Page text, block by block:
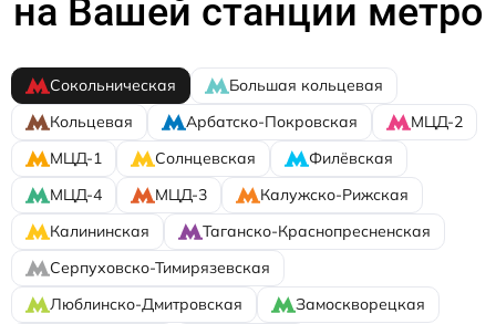
на Вашей станции метро
Сокольническая
Большая кольцевая
Кольцевая
Арбатско-Покровская
МЦД-2
МЦД-1
Солнцевская
Филёвская
МЦД-4
МЦД-3
Калужско-Рижская
Калининская
Таганско-Краснопресненская
Серпуховско-Тимирязевская
Люблинско-Дмитровская
Замоскворецкая